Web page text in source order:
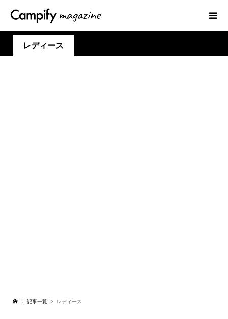
レディース
記事一覧 レディース